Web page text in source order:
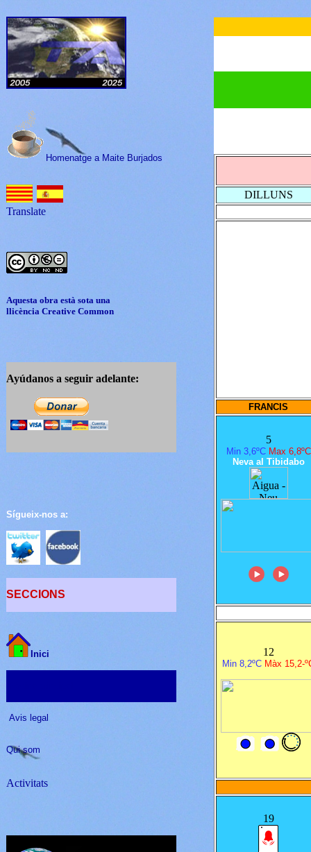
Homenatge a Maite Burjados
Translate
Aquesta obra està sota una
llicència Creative Common
Ayúdanos a seguir adelante:
Sígueix-nos a:
SECCIONS
Inici
Avis legal
Qui som
Activitats
DILLUNS
FRANCIS
5
Min 3,6ºC Max 6,8ºC
Neva al Tibidabo
12
Min 8,2ºC Màx 15,2-
19